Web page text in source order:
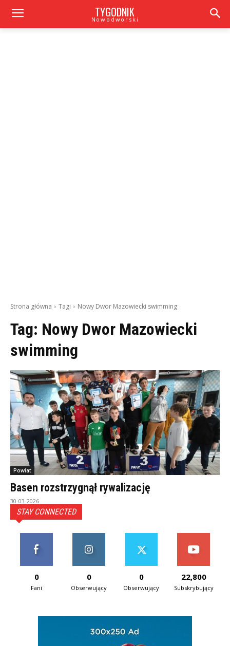
TYGODNIK
Nowodworski
Strona główna Tagi Nowy Dwor Mazowiecki swimming
Tag: Nowy Dwor Mazowiecki
swimming
Powiat
Basen rozstrzygnął rywalizację
30-03-2026
STAY CONNECTED
0
Fani
0
Obserwujący
0
Obserwujący
22,800
Subskrybujący